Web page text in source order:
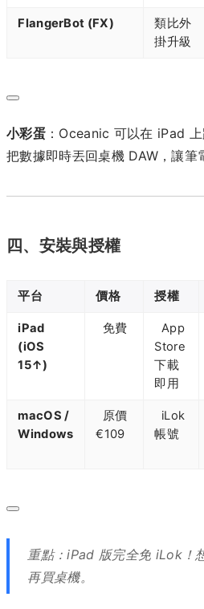
FlangerBot (FX)
類比外
掛升級
小彩蛋：Oceanic 可以在 iPad
把數據即時丟回桌機 DAW，讓筆
四、安裝與授權
平台 價格 授權
iPad
(iOS
15↑)
免費
App
Store
下載
即用
macOS /
Windows
原價
€109
iLok
帳號
重點：iPad 版完全免 iLok！
再買桌機。